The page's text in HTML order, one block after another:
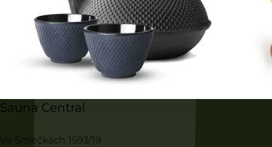
Sauna Central
Ve Smečkách 1593/19